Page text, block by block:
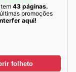
43 páginas.
promoções
aqui!
folheto